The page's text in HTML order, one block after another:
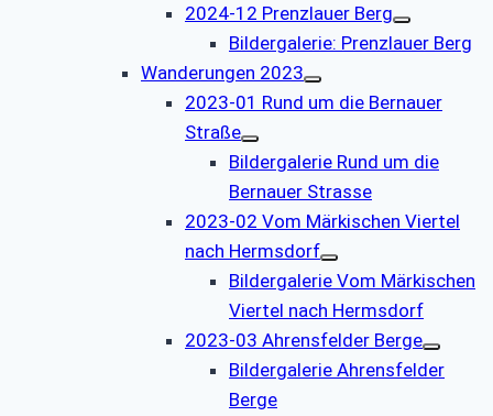
2024-12 Prenzlauer Berg
Bildergalerie: Prenzlauer Berg
Wanderungen 2023
2023-01 Rund um die Bernauer
Straße
Bildergalerie Rund um die
Bernauer Strasse
2023-02 Vom Märkischen Viertel
nach Hermsdorf
Bildergalerie Vom Märkischen
Viertel nach Hermsdorf
2023-03 Ahrensfelder Berge
Bildergalerie Ahrensfelder
Berge